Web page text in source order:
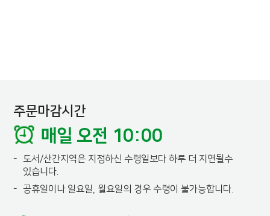
주문마감시간
매일 오전 10:00
-
도서/산간지역은 지정하신 수령일보다 하루 더 지연될수
있습니다.
-
공휴일이나 일요일, 월요일의 경우 수령이 불가능합니다.